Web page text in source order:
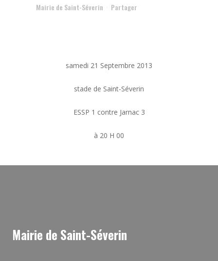
Mairie de Saint-Séverin
Partager
samedi 21 Septembre 2013
stade de Saint-Séverin
ESSP 1 contre Jarnac 3
à 20 H 00
Mairie de Saint-Séverin